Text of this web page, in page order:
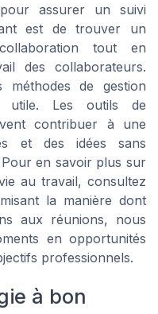
assurer un suivi
est de trouver un
tout en
des collaborateurs.
de gestion
utile. Les outils de
contribuer à une
et des idées sans
en savoir plus sur
au travail, consultez
la manière dont
aux réunions, nous
en opportunités
professionnels.
à bon